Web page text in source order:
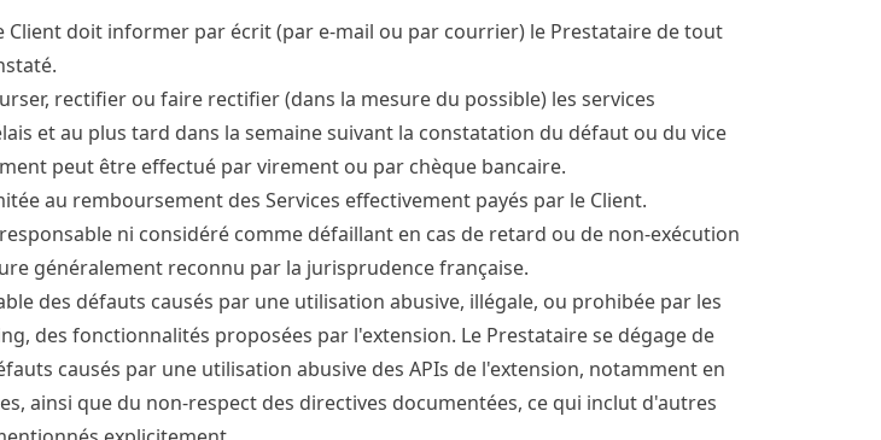
Client doit informer par écrit (par e-mail ou par courrier) le Prestataire de tout
rectifier ou faire rectifier (dans la mesure du possible) les services
et au plus tard dans la semaine suivant la constatation du défaut ou du vice
peut être effectué par virement ou par chèque bancaire.
au remboursement des Services effectivement payés par le Client.
ni considéré comme défaillant en cas de retard ou de non-exécution
généralement reconnu par la jurisprudence française.
des défauts causés par une utilisation abusive, illégale, ou prohibée par les
des fonctionnalités proposées par l'extension. Le Prestataire se dégage de
causés par une utilisation abusive des APIs de l'extension, notamment en
ainsi que du non-respect des directives documentées, ce qui inclut d'autres